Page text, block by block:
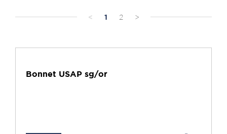
< 1 2 >
Bonnet USAP sg/or